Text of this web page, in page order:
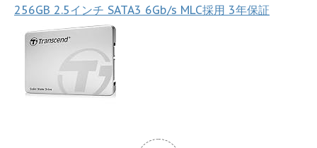
256GB 2.5インチ SATA3 6Gb/s MLC採用 3年保証